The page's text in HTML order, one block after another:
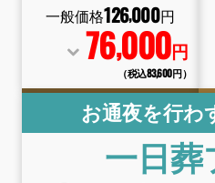
一般価格126,000円
76,000円
（税込83,600円）
お通夜を行わ
一日葬